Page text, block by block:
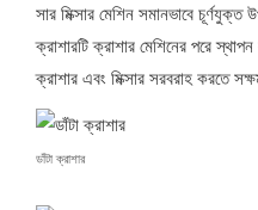
সার মিক্সার মেশিন সমানভাবে
ক্রাশারটি ক্রাশার মেশিনের পরে
ক্রাশার এবং মিক্সার সরবরাহ করতে
ডাঁটা ক্রাশার